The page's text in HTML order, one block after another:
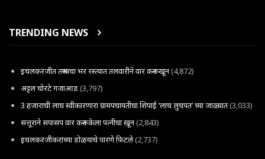
TRENDING NEWS
इचलकरंजीत तरूणाचा भर रस्त्यात तलवारीने वार करून खून(4,872)
अट्टल चोरटे गजाआड(3,797)
3 हजाराची लाच स्वीकारणारा ग्रामपंचायतीचा शिपाई ‘लाच लुचपत’ च्या जाळ्यात(3,033)
सत्तूराने सपासप वार करून केला पत्नीचा खून(2,843)
इचलकरंजीकरांच्या डोळयाचे पारणे फिटले(2,737)